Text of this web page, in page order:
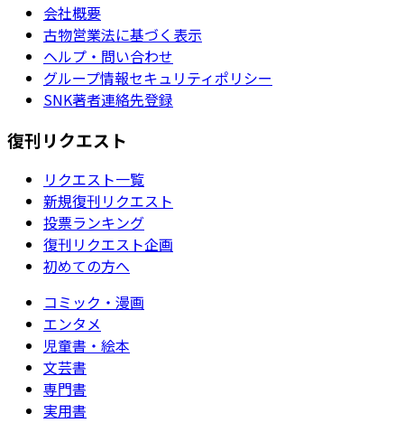
会社概要
古物営業法に基づく表示
ヘルプ・問い合わせ
グループ情報セキュリティポリシー
SNK著者連絡先登録
復刊リクエスト
リクエスト一覧
新規復刊リクエスト
投票ランキング
復刊リクエスト企画
初めての方へ
コミック・漫画
エンタメ
児童書・絵本
文芸書
専門書
実用書